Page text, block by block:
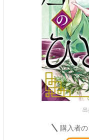
出
購入者